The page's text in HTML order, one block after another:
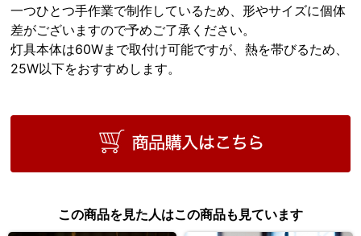
一つひとつ手作業で制作しているため、形やサイズに個体
差がございますので予めご了承ください。
灯具本体は60Wまで取付け可能ですが、熱を帯びるため、
25W以下をおすすめします。
この商品を見た人はこの商品も見ています